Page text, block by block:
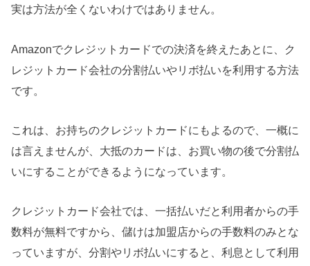
実は方法が全くないわけではありません。
Amazonでクレジットカードでの決済を終えたあとに、ク
レジットカード会社の分割払いやリボ払いを利用する方法
です。
これは、お持ちのクレジットカードにもよるので、一概に
は言えませんが、大抵のカードは、お買い物の後で分割払
いにすることができるようになっています。
クレジットカード会社では、一括払いだと利用者からの手
数料が無料ですから、儲けは加盟店からの手数料のみとな
っていますが、分割やリボ払いにすると、利息として利用